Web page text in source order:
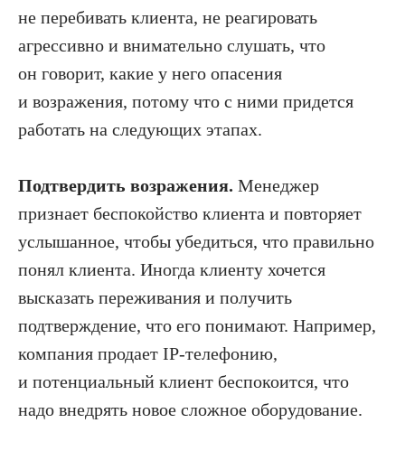
не перебивать клиента, не реагировать
агрессивно и внимательно слушать, что
он говорит, какие у него опасения
и возражения, потому что с ними придется
работать на следующих этапах.
Подтвердить возражения. Менеджер
признает беспокойство клиента и повторяет
услышанное, чтобы убедиться, что правильно
понял клиента. Иногда клиенту хочется
высказать переживания и получить
подтверждение, что его понимают. Например,
компания продает IP-телефонию,
и потенциальный клиент беспокоится, что
надо внедрять новое сложное оборудование.